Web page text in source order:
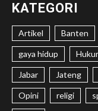
KATEGORI
Artikel Banten
gaya hidup
Jabar Jateng
Opini religi